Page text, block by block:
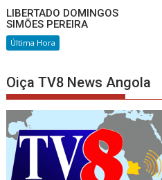
LIBERTADO DOMINGOS
SIMÕES PEREIRA
Última Hora
Oiça TV8 News Angola